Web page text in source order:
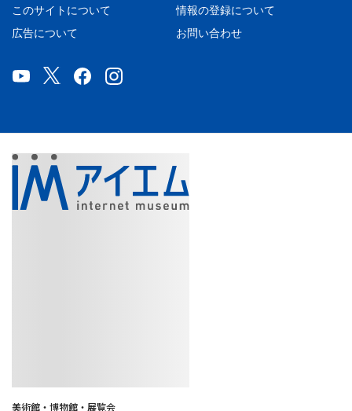
このサイトについて
情報の登録について
広告について
お問い合わせ
美術館・博物館・展覧会